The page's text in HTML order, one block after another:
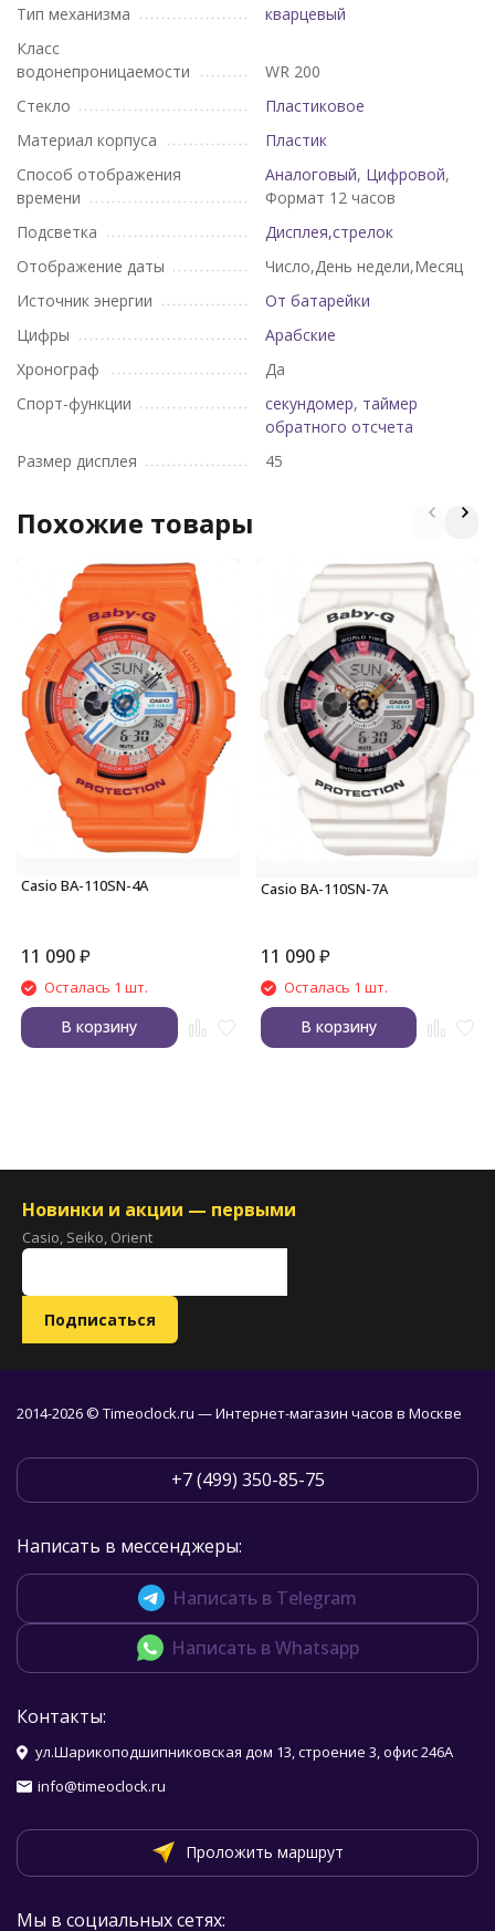
Тип механизма
кварцевый
Класс
водонепроницаемости
WR 200
Стекло
Пластиковое
Материал корпуса
Пластик
Способ отображения
времени
Аналоговый, Цифровой,
Формат 12 часов
Подсветка
Дисплея,стрелок
Отображение даты
Число,День недели,Месяц
Источник энергии
От батарейки
Цифры
Арабские
Хронограф
Да
Спорт-функции
секундомер, таймер
обратного отсчета
Размер дисплея
45
Похожие товары
Casio BA-110SN-4A
11 090₽
Осталась 1 шт.
В корзину
Casio BA-110SN-7A
11 090 ₽
Осталась 1 шт.
В корзину
Новинки и акции — первыми
Casio, Seiko, Orient
2014-2026 © Timeoclock.ru — Интернет-магазин часов в Москве
+7 (499) 350-85-75
Написать в мессенджеры:
Написать в Telegram
Написать в Whatsapp
Контакты:
ул.Шарикоподшипниковская дом 13, строение 3, офис 246А
info@timeoclock.ru
Проложить маршрут
Мы в социальных сетях: